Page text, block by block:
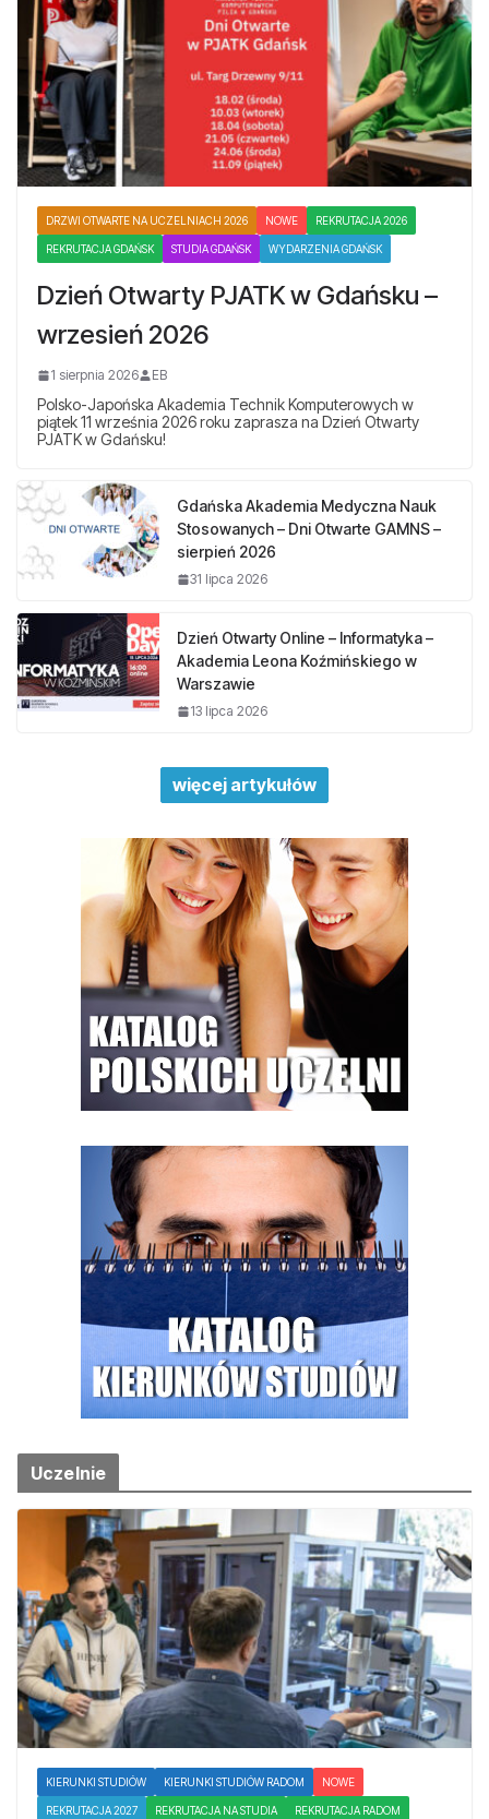
DRZWI OTWARTE NA UCZELNIACH 2026 NOWE REKRUTACJA 2026
REKRUTACJA GDAŃSK STUDIA GDAŃSK WYDARZENIA GDAŃSK
Dzień Otwarty PJATK w Gdańsku –
wrzesień 2026
1 sierpnia 2026 EB
Polsko-Japońska Akademia Technik Komputerowych w
piątek 11 września 2026 roku zaprasza na Dzień Otwarty
PJATK w Gdańsku!
Gdańska Akademia Medyczna Nauk
Stosowanych – Dni Otwarte GAMNS –
sierpień 2026
31 lipca 2026
Dzień Otwarty Online – Informatyka –
Akademia Leona Koźmińskiego w
Warszawie
13 lipca 2026
więcej artykułów
Uczelnie
KIERUNKI STUDIÓW KIERUNKI STUDIÓW RADOM NOWE
REKRUTACJA 2027 REKRUTACJA NA STUDIA REKRUTACJA RADOM